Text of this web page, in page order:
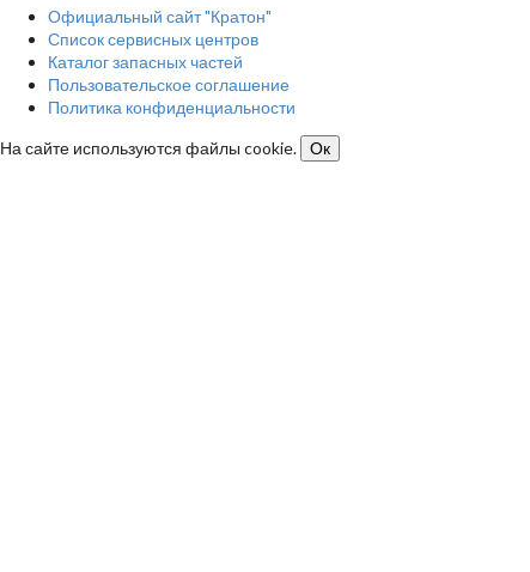
Официальный сайт "Кратон"
Список сервисных центров
Каталог запасных частей
Пользовательское соглашение
Политика конфиденциальности
На сайте используются файлы cookie.
Ок